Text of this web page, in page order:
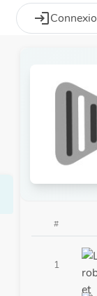
login
#
1